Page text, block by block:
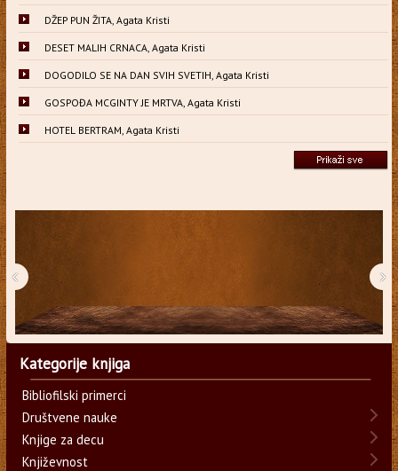
DŽEP PUN ŽITA, Agata Kristi
DESET MALIH CRNACA, Agata Kristi
DOGODILO SE NA DAN SVIH SVETIH, Agata Kristi
GOSPOĐA MCGINTY JE MRTVA, Agata Kristi
HOTEL BERTRAM, Agata Kristi
‹ ›
Kategorije knjiga
Bibliofilski primerci
Društvene nauke
Knjige za decu
Književnost